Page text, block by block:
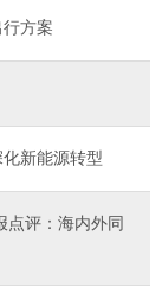
方案
新能源转型
点评：海内外同